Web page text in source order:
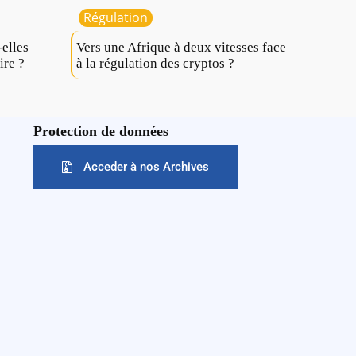
?
Régulation
Vers une Afrique à deux vitesses face
à la régulation des cryptos ?
Protection de données
Acceder à nos Archives